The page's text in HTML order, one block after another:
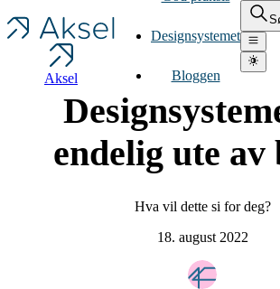
Aksel
Designsystemet
Bloggen
endelig ute av
Hva vil dette si for deg?
18. august 2022